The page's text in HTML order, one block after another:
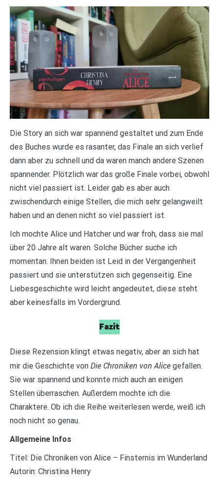
Die Story an sich war spannend gestaltet und zum Ende
des Buches wurde es rasanter, das Finale an sich verlief
dann aber zu schnell und da waren manch andere Szenen
spannender. Plötzlich war das große Finale vorbei, obwohl
nicht viel passiert ist. Leider gab es aber auch
zwischendurch einige Stellen, die mich sehr gelangweilt
haben und an denen nicht so viel passiert ist.
Ich mochte Alice und Hatcher und war froh, dass sie mal
über 20 Jahre alt waren. Solche Bücher suche ich
momentan. Ihnen beiden ist Leid in der Vergangenheit
passiert und sie unterstützen sich gegenseitig. Eine
Liebesgeschichte wird leicht angedeutet, diese steht
aber keinesfalls im Vordergrund.
Fazit
Diese Rezension klingt etwas negativ, aber an sich hat
mir die Geschichte von Die Chroniken von Alice gefallen.
Sie war spannend und konnte mich auch an einigen
Stellen überraschen. Außerdem mochte ich die
Charaktere. Ob ich die Reihe weiterlesen werde, weiß ich
noch nicht so genau.
Allgemeine Infos
Titel: Die Chroniken von Alice – Finsternis im Wunderland
Autorin: Christina Henry